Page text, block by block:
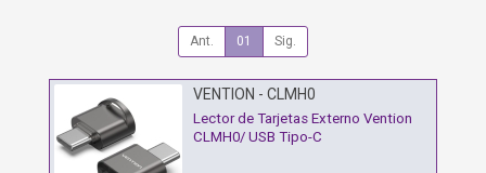
Ant. 01 Sig.
VENTION - CLMH0
Lector de Tarjetas Externo Vention
CLMH0/ USB Tipo-C